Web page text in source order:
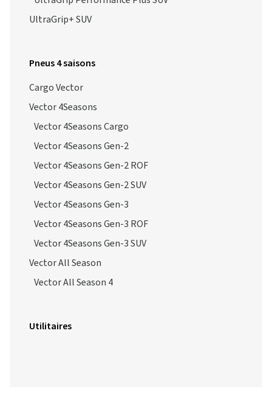
UltraGrip+ SUV
Pneus 4 saisons
Cargo Vector
Vector 4Seasons
Vector 4Seasons Cargo
Vector 4Seasons Gen-2
Vector 4Seasons Gen-2 ROF
Vector 4Seasons Gen-2 SUV
Vector 4Seasons Gen-3
Vector 4Seasons Gen-3 ROF
Vector 4Seasons Gen-3 SUV
Vector All Season
Vector All Season 4
Utilitaires